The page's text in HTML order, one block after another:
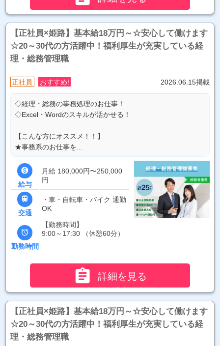
【正社員×姫路】基本給18万円～☆安心して働けます
☆20～30代の方活躍中！福利厚生が充実している経
理・総務管理職
正社員 おすすめ! 2026.06.15掲載
◇経理・総務の事務処理のお仕事！
◇Excel・Wordのスキルが活かせる！
【こんな方にオススメ！！】
★事務系のお仕事を...

給与
月給 180,000円〜250,000
円

交通
・車・自転車・バイク 通勤
OK

勤務時間
【勤務時間】
9:00～17:30 （休憩60分）
 詳細を見る
【正社員×姫路】基本給18万円～☆安心して働けます
☆20～30代の方活躍中！福利厚生が充実している経
理・総務管理職